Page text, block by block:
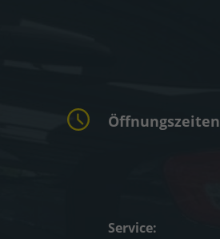
Öffnungszeiten
Service: